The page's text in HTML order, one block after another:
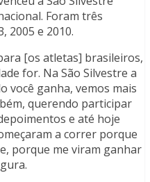
Foram três
2005 e 2010.
[os atletas] brasileiros,
for. Na São Silvestre a
você ganha, vemos mais
querendo participar
e até hoje
a correr porque
porque me viram ganhar